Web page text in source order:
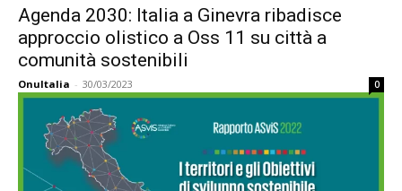
Agenda 2030: Italia a Ginevra ribadisce
approccio olistico a Oss 11 su città a
comunità sostenibili
OnuItalia - 30/03/2023 0